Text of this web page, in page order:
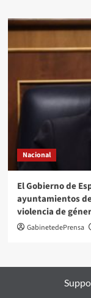
Nacional
El Gobierno de
ayuntamientos
violencia de
GabinetedePrensa